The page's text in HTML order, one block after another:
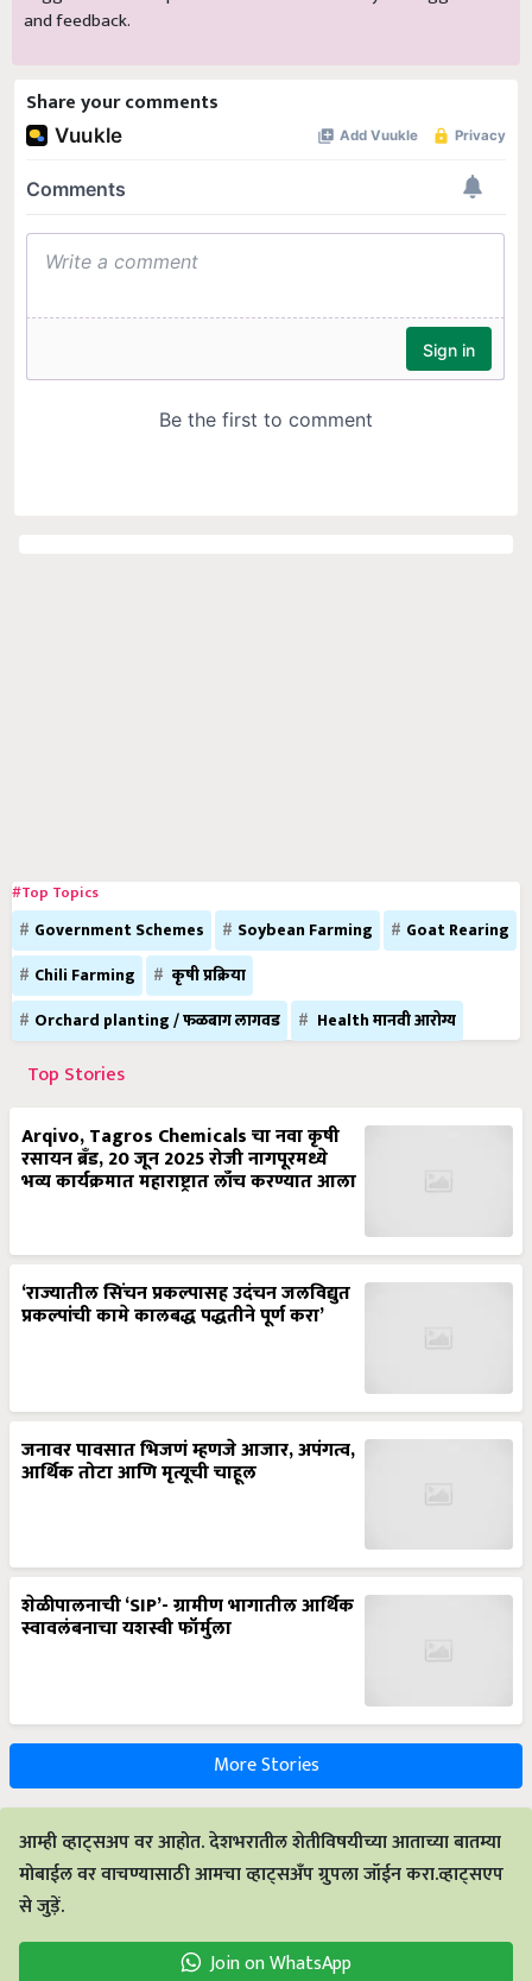
and feedback.
Share your comments
#Top Topics
Government Schemes Soybean Farming
Goat Rearing
Chili Farming
कृषी प्रक्रिया
Orchard planting / फळबाग लागवड
Health मानवी आरोग्य
Top Stories
Arqivo, Tagros Chemicals चा नवा कृषी
रसायन ब्रँड, 20 जून 2025 रोजी नागपूरमध्ये
भव्य कार्यक्रमात महाराष्ट्रात लाँच करण्यात आला
‘राज्यातील सिंचन प्रकल्पासह उदंचन जलविद्युत
प्रकल्पांची कामे कालबद्ध पद्धतीने पूर्ण करा’
जनावर पावसात भिजणं म्हणजे आजार, अपंगत्व,
आर्थिक तोटा आणि मृत्यूची चाहूल
शेळीपालनाची ‘SIP’- ग्रामीण भागातील आर्थिक
स्वावलंबनाचा यशस्वी फॉर्मुला
More Stories
आम्ही व्हाट्सअप वर आहोत. देशभरातील शेतीविषयीच्या आताच्या बातम्या
मोबाईल वर वाचण्यासाठी आमचा व्हाट्सअँप ग्रुपला जॉईन करा.व्हाट्सएप
से जुड़ें.
Join on WhatsApp